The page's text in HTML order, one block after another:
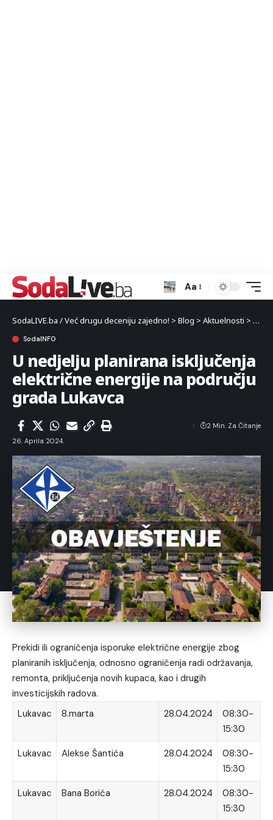
Aa
SodaLIVE.ba / Već drugu deceniju zajedno! > Blog > Aktuelnosti >
SodaINFO
U nedjelju planirana isključenja
električne energije na području
grada Lukavca
26. Aprila 2024.
2 Min. Za Čitanje
Prekidi ili ograničenja isporuke električne energije zbog
planiranih isključenja, odnosno ograničenja radi održavanja,
remonta, priključenja novih kupaca, kao i drugih
investicijskih radova.
Lukavac
8.marta 28.04.2024
08:30-
15:30
Lukavac
Alekse Šantića 28.04.2024
08:30-
15:30
Lukavac
Bana Borića 28.04.2024
08:30-
15:30